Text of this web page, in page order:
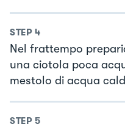
STEP 4
Nel frattempo
una ciotola poca
mestolo di acqua
STEP 5